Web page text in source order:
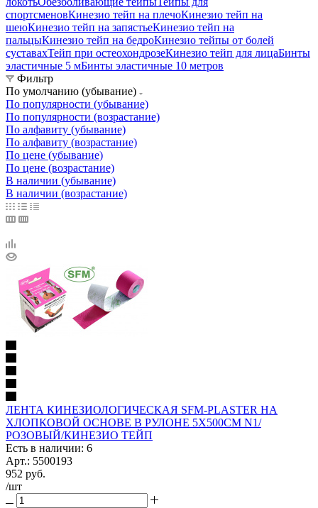
спортсменовКинезио тейп на плечоКинезио тейп на
шеюКинезио тейп на запястьеКинезио тейп на
пальцыКинезио тейп на бедроКинезио тейпы от болей
суставахТейп при остеохондрозеКинезио тейп для лицаБинты
эластичные 5 мБинты эластичные 10 метров
Фильтр
По умолчанию (убывание)
По популярности (убывание)
По популярности (возрастание)
По алфавиту (убывание)
По алфавиту (возрастание)
По цене (убывание)
По цене (возрастание)
В наличии (убывание)
В наличии (возрастание)
ЛЕНТА КИНЕЗИОЛОГИЧЕСКАЯ SFM-PLASTER НА
ХЛОПКОВОЙ ОСНОВЕ В РУЛОНЕ 5Х500СМ N1/
РОЗОВЫЙ/КИНЕЗИО ТЕЙП
Есть в наличии: 6
Арт.: 5500193
952 руб.
/шт